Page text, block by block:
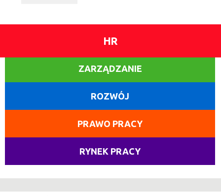
HR
ZARZĄDZANIE
ROZWÓJ
PRAWO PRACY
RYNEK PRACY